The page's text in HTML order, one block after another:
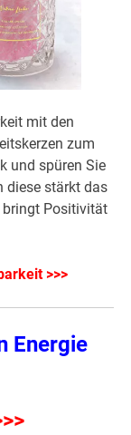
mit den
zum
und spüren Sie
diese stärkt das
bringt Positivität
>>>
Energie